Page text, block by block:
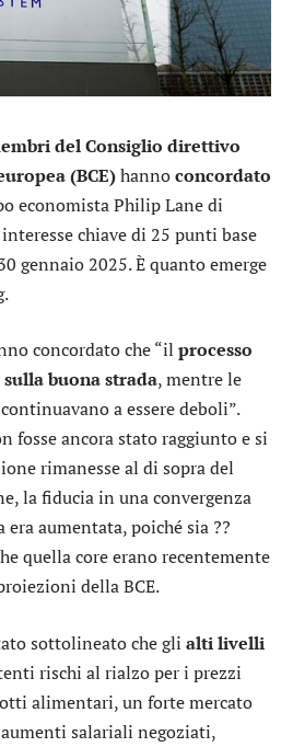
del Consiglio direttivo
(BCE)hannoconcordato
economista Philip Lane di
chiave di 25 punti base
gennaio 2025. È quanto emerge
concordato che “il processo
buona strada, mentre le
a essere deboli”.
fosse ancora stato raggiunto e si
rimanesse al di sopra del
la fiducia in una convergenza
aumentata, poiché sia ??
quella core erano recentemente
della BCE.
sottolineato che gli alti livelli
rischi al rialzo per i prezzi
alimentari, un forte mercato
salariali negoziati,